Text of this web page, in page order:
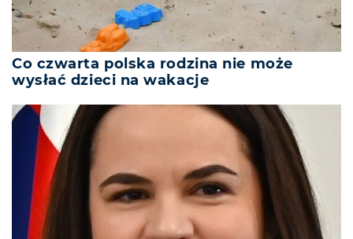
Co czwarta polska rodzina nie może
wysłać dzieci na wakacje